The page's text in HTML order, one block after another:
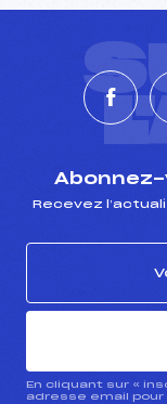
Recevez
En cliquant sur «
adresse email